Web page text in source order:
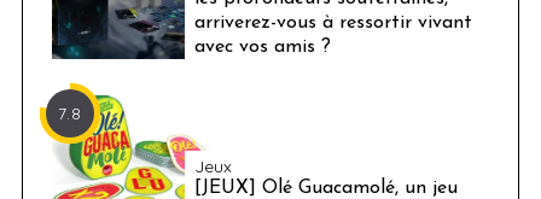
arriverez-vous à ressortir vivant
avec vos amis ?
7.8
Jeux
[JEUX] Olé Guacamolé, un jeu